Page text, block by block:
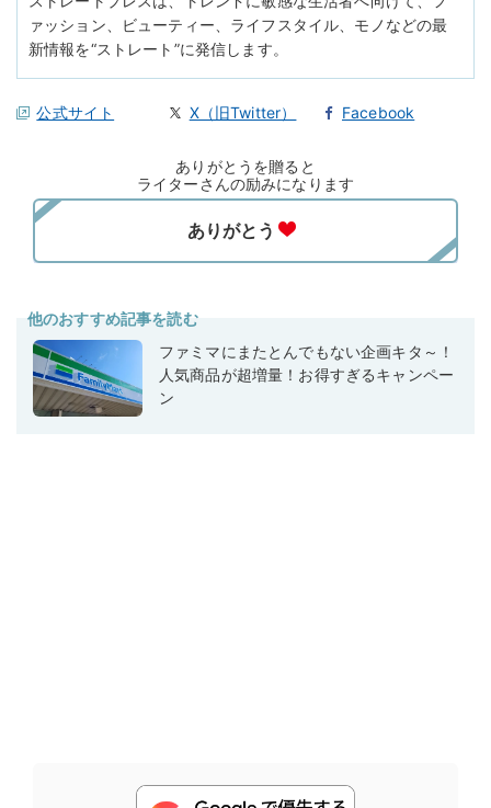
ァッション、ビューティー、ライフスタイル、モノなどの最
新情報を“ストレート”に発信します。
公式サイト X（旧Twitter） Facebook
ありがとうを贈ると
ライターさんの励みになります
他のおすすめ記事を読む
ファミマにまたとんでもない企画キタ～！
人気商品が超増量！お得すぎるキャンペー
ン